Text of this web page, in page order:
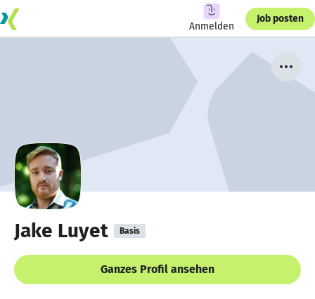
Anmelden
Job posten
Jake Luyet Basis
Ganzes Profil ansehen